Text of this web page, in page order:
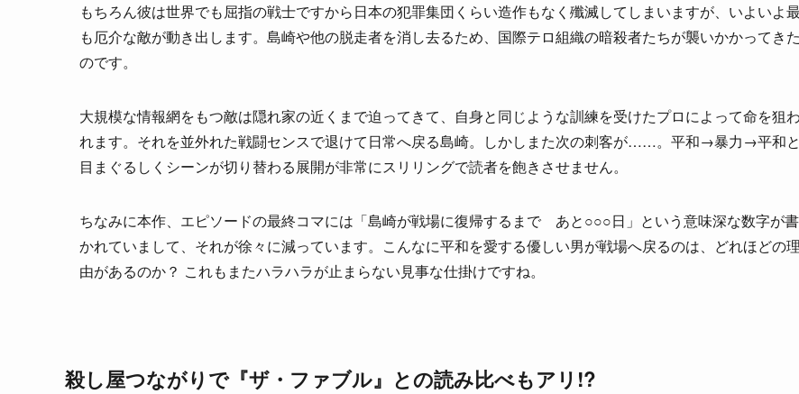
もちろん彼は世界でも屈指の戦士ですから日本の犯罪集団くらい造作もなく殲滅してしまいますが、いよいよ
も厄介な敵が動き出します。島崎や他の脱走者を消し去るため、国際テロ組織の暗殺者たちが襲いかかってきた
のです。
大規模な情報網をもつ敵は隠れ家の近くまで迫ってきて、自身と同じような訓練を受けたプロによって命を狙わ
れます。それを並外れた戦闘センスで退けて日常へ戻る島崎。しかしまた次の刺客が……。平和→暴力→平和と
目まぐるしくシーンが切り替わる展開が非常にスリリングで読者を飽きさせません。
ちなみに本作、エピソードの最終コマには「島崎が戦場に復帰するまで あと○○○日」という意味深な数字が書
かれていまして、それが徐々に減っています。こんなに平和を愛する優しい男が戦場へ戻るのは、どれほどの理
由があるのか？ これもまたハラハラが止まらない見事な仕掛けですね。
殺し屋つながりで『ザ・ファブル』との読み比べもアリ!?